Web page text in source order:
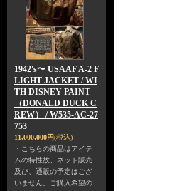
1942's〜 USAAF A-2 F
LIGHT JACKET / WI
TH DISNEY PAINT
（DONALD DUCK C
REW） / W535-AC-27
753
11,000,000円(税込)
・こちらの商品はアイテ
ムの特性故、ネット販売
及び、通販の予定はござ
いません。ご購入希望の